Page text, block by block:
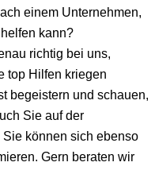
einem Unternehmen,
kann?
richtig bei uns,
top Hilfen kriegen
begeistern und schauen,
Sie auf der
können sich ebenso
Gern beraten wir